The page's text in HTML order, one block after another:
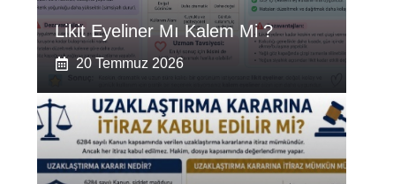
Likit Eyeliner Mı Kalem Mi ?
20 Temmuz 2026